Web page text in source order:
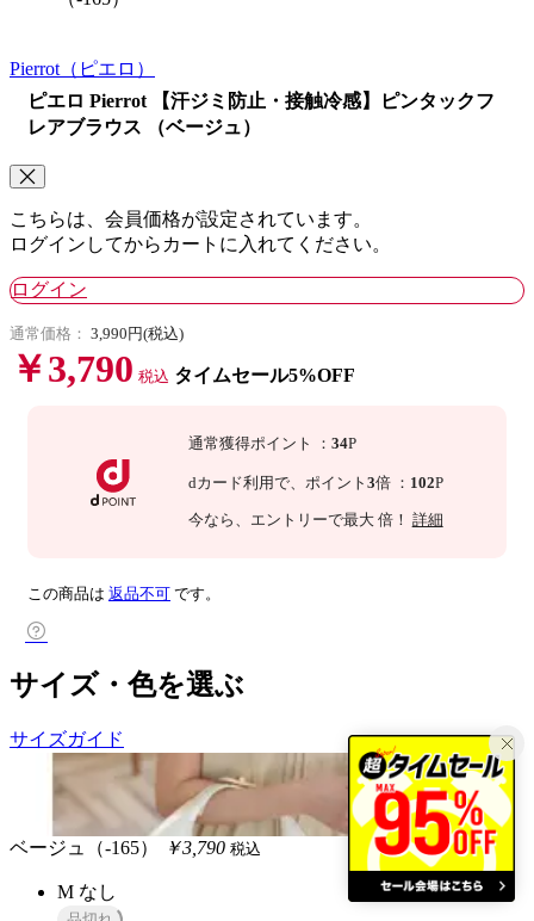
Pierrot（ピエロ）
ピエロ Pierrot 【汗ジミ防止・接触冷感】ピンタックフ
レアブラウス （ベージュ）
こちらは、会員価格が設定されています。
ログインしてからカートに入れてください。
ログイン
通常価格： 3,990円(税込)
￥3,790 税込 タイムセール5%OFF
通常獲得ポイント ： 34P
dカード利用で、 ポイント 3倍 ： 102P
今なら 、エントリーで最大 倍！ 詳細
この商品は 返品不可 です。
サイズ・色を選ぶ
サイズガイド
ベージュ（-165） ￥3,790 税込
M なし